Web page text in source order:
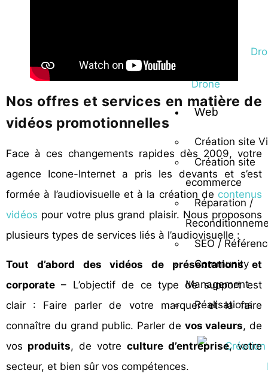
Drone
Web
Création site
Création site
ecommerce
Réparation /
SEO /
Community
Management
Réalisations
Nos offres et services en matière de
vidéos promotionnelles
Face à ces changements rapides dès 2009, votre
agence Icone-Internet a pris les devants et s’est
formée à l’audiovisuelle et à la création de contenus
vidéos pour votre plus grand plaisir. Nous proposons
plusieurs types de services liés à l’audiovisuelle :
Tout d’abord des vidéos de présentations et
corporate – L’objectif de ce type de support est
clair : Faire parler de votre marquer et la faire
connaître du grand public. Parler de vos valeurs, de
vos produits, de votre culture d’entreprise, votre
secteur, et bien sûr vos compétences.